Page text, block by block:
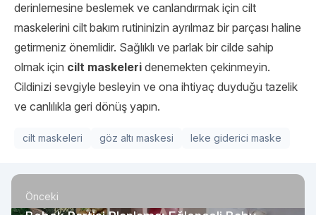
derinlemesine beslemek ve canlandırmak için cilt
maskelerini cilt bakım rutininizin ayrılmaz bir parçası haline
getirmeniz önemlidir. Sağlıklı ve parlak bir cilde sahip
olmak için cilt maskeleri denemekten çekinmeyin.
Cildinizi sevgiyle besleyin ve ona ihtiyaç duyduğu tazelik
ve canlılıkla geri dönüş yapın.
cilt maskeleri göz altı maskesi leke giderici maske
Önceki